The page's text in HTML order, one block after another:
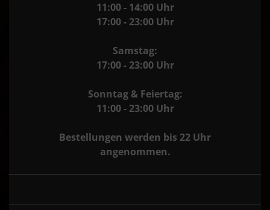
11:00 - 14:00 Uhr
17:00 - 23:00 Uhr
Samstag:
17:00 - 23:00 Uhr
Sonntag & Feiertag:
11:00 - 23:00 Uhr
Bestellungen werden bis 22 Uhr
angenommen.